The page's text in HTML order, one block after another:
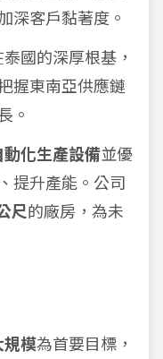
深客戶黏著度。
泰國的深厚根基，
握東南亞供應鏈
。
動化生產設備並優
提升產能。公司
尺的廠房，為未
規模為首要目標，